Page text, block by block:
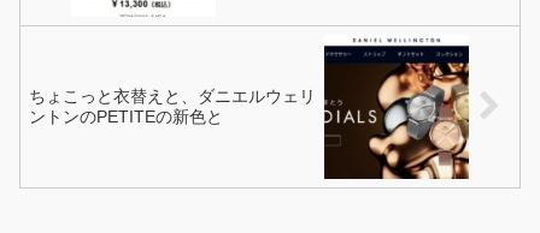
ちょこっと衣替えと、ダニエルウェリ
ントンのPETITEの新色と